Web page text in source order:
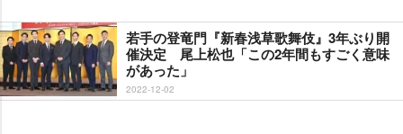
若手の登竜門『新春浅草歌舞伎』3年ぶり開
催決定 尾上松也「この2年間もすごく意味
があった」
2022-12-02